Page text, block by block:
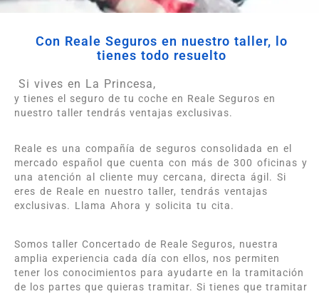
Con Reale Seguros en nuestro taller, lo
tienes todo resuelto
Si vives en La Princesa,
y tienes el seguro de tu coche en Reale Seguros en
nuestro taller tendrás ventajas exclusivas.
Reale es una compañía de seguros consolidada en el
mercado español que cuenta con más de 300 oficinas y
una atención al cliente muy cercana, directa ágil. Si
eres de Reale en nuestro taller, tendrás ventajas
exclusivas. Llama Ahora y solicita tu cita.
Somos taller Concertado de Reale Seguros, nuestra
amplia experiencia cada día con ellos, nos permiten
tener los conocimientos para ayudarte en la tramitación
de los partes que quieras tramitar. Si tienes que tramitar